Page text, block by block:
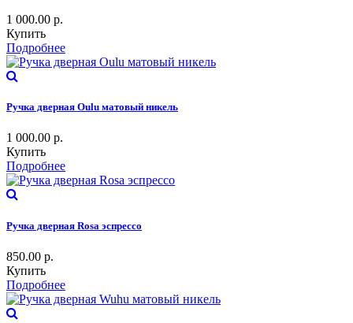
1 000.00 р.
Купить
Подробнее
Ручка дверная Oulu матовый никель
1 000.00 р.
Купить
Подробнее
Ручка дверная Rosa эспрессо
850.00 р.
Купить
Подробнее